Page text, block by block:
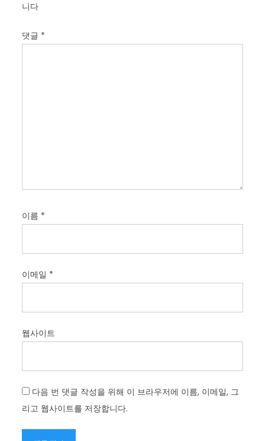
니다
댓글 *
이름 *
이메일 *
웹사이트
다음 번 댓글 작성을 위해 이 브라우저에 이름, 이메일, 그
리고 웹사이트를 저장합니다.